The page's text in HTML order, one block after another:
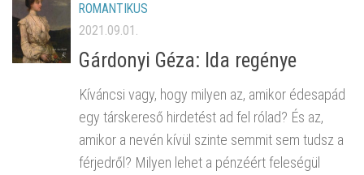
ROMANTIKUS
2021.09.01.
Gárdonyi Géza: Ida regénye
Kíváncsi vagy, hogy milyen az, amikor édesapád
egy társkereső hirdetést ad fel rólad? És az,
amikor a nevén kívül szinte semmit sem tudsz a
férjedről? Milyen lehet a pénzéért feleségül